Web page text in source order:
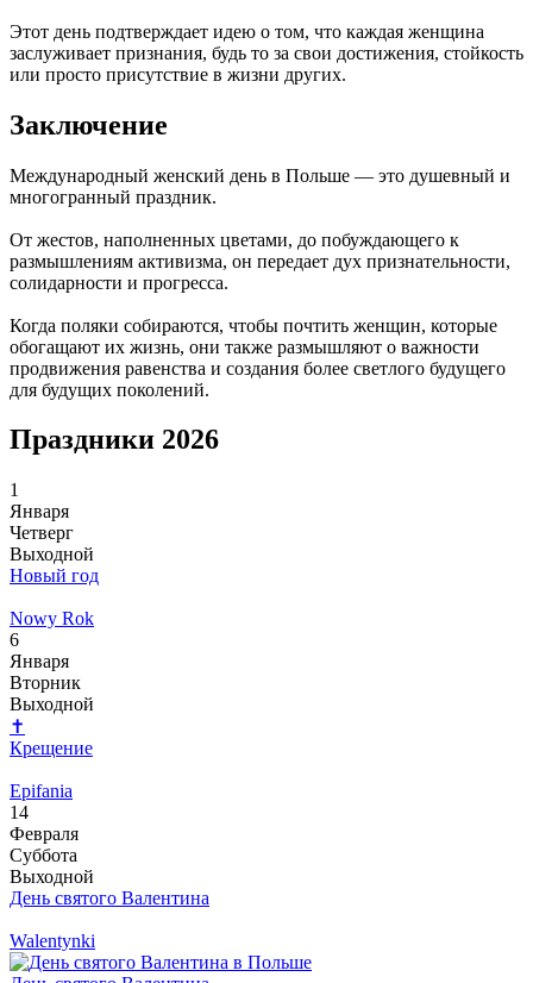
Этот день подтверждает идею о том, что каждая женщина
заслуживает признания, будь то за свои достижения, стойкость
или просто присутствие в жизни других.
Заключение
Международный женский день в Польше — это душевный и
многогранный праздник.
От жестов, наполненных цветами, до побуждающего к
размышлениям активизма, он передает дух признательности,
солидарности и прогресса.
Когда поляки собираются, чтобы почтить женщин, которые
обогащают их жизнь, они также размышляют о важности
продвижения равенства и создания более светлого будущего
для будущих поколений.
Праздники 2026
1
Января
Четверг
Выходной
Новый год
Nowy Rok
6
Января
Вторник
Выходной
✝
Крещение
Epifania
14
Февраля
Суббота
Выходной
День святого Валентина
Walentynki